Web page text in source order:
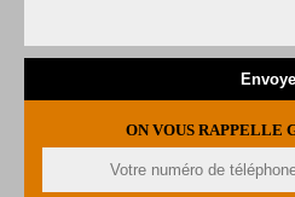
ON VOUS RAPPELLE